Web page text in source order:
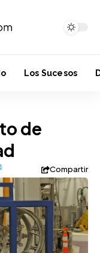
Los Sucesos
de
Compartir